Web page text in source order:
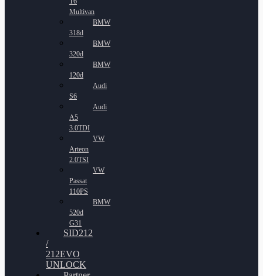
Multivan
BMW
318d
BMW
320d
BMW
120d
Audi
S6
Audi
A5
3.0TDI
VW
Arteon
2.0TSI
VW
Passat
110PS
BMW
520d
G31
SID212
/
212EVO
UNLOCK